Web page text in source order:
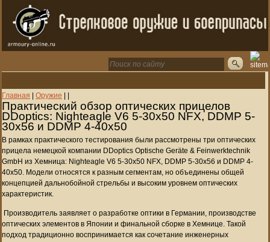
Главная | Оружие | |
Практический обзор оптических прицелов
DDoptics: Nighteagle V6 5-30x50 NFX, DDMP 5-
30x56 и DDMP 4-40x50
В рамках практического тестирования были рассмотрены три оптических
прицела немецкой компании DDoptics Optische Geräte & Feinwerktechnik
GmbH из Хемница: Nighteagle V6 5-30x50 NFX, DDMP 5-30x56 и DDMP 4-
40x50. Модели относятся к разным сегментам, но объединены общей
концепцией дальнобойной стрельбы и высоким уровнем оптических
характеристик.
Производитель заявляет о разработке оптики в Германии, производстве
оптических элементов в Японии и финальной сборке в Хемнице. Такой
подход традиционно воспринимается как сочетание инженерных